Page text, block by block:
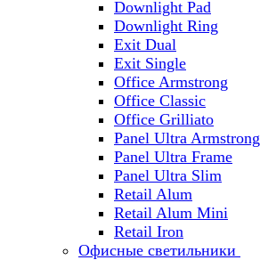
Downlight Pad
Downlight Ring
Exit Dual
Exit Single
Office Armstrong
Office Classic
Office Grilliato
Panel Ultra Armstrong
Panel Ultra Frame
Panel Ultra Slim
Retail Alum
Retail Alum Mini
Retail Iron
Офисные светильники